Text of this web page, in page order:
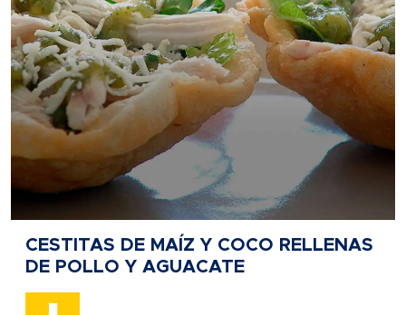
CESTITAS DE MAÍZ Y COCO RELLENAS
DE POLLO Y AGUACATE